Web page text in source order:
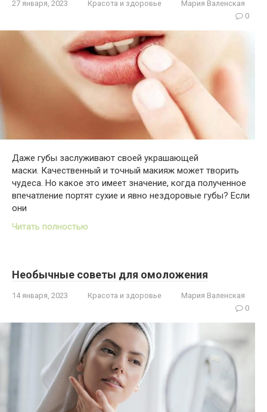
27 января, 2023 Красота и здоровье
Мария Валенская
0
Даже губы заслуживают своей украшающей
маски. Качественный и точный макияж может творить
чудеса. Но какое это имеет значение, когда полученное
впечатление портят сухие и явно нездоровые губы? Если
они
Читать полностью
Необычные советы для омоложения
14 января, 2023 Красота и здоровье
Мария Валенская
0